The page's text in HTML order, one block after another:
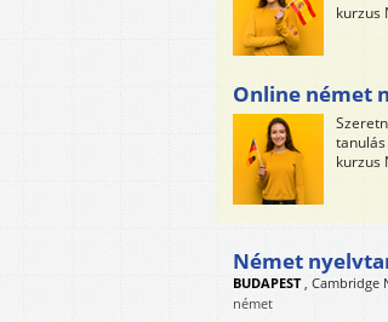
kurzus
Online német
kurzus
Német
BUDAPEST, Cambridge
német